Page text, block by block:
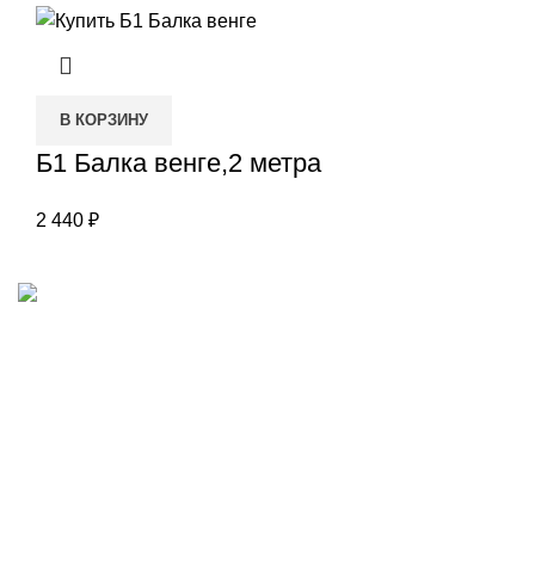
В КОРЗИНУ
Б1 Балка венге,2 метра
2 440 ₽